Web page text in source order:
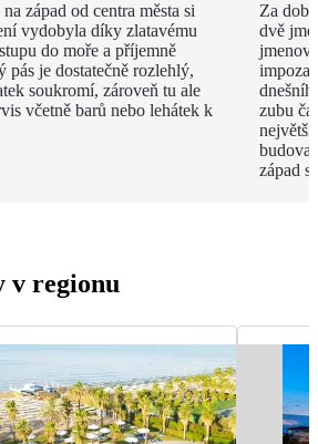
západ od centra města si
vydobyla díky zlatavému
do moře a příjemně
pás je dostatečně rozlehlý,
soukromí, zároveň tu ale
včetně barů nebo lehátek k
Za dob
dvě
zubu
největší
budova
západ
v regionu